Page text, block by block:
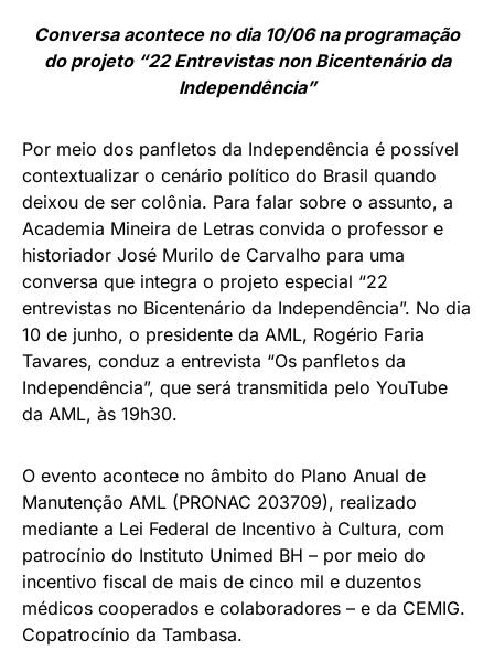
Conversa acontece no dia 10/06 na programação
do projeto “22 Entrevistas non Bicentenário da
Independência”
Por meio dos panfletos da Independência é possível
contextualizar o cenário político do Brasil quando
deixou de ser colônia. Para falar sobre o assunto, a
Academia Mineira de Letras convida o professor e
historiador José Murilo de Carvalho para uma
conversa que integra o projeto especial “22
entrevistas no Bicentenário da Independência”. No dia
10 de junho, o presidente da AML, Rogério Faria
Tavares, conduz a entrevista “Os panfletos da
Independência”, que será transmitida pelo YouTube
da AML, às 19h30.
O evento acontece no âmbito do Plano Anual de
Manutenção AML (PRONAC 203709), realizado
mediante a Lei Federal de Incentivo à Cultura, com
patrocínio do Instituto Unimed BH – por meio do
incentivo fiscal de mais de cinco mil e duzentos
médicos cooperados e colaboradores – e da CEMIG.
Copatrocínio da Tambasa.